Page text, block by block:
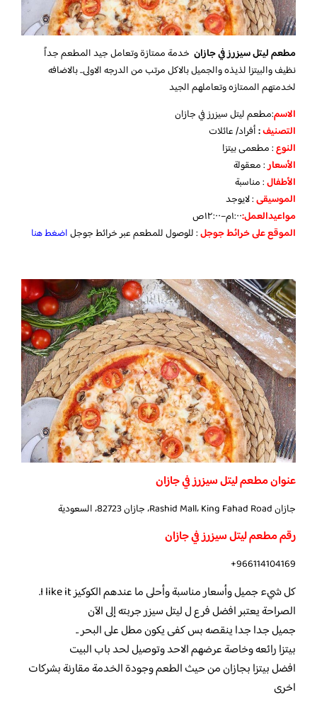
مطعم ليتل سيزرز في جازان خدمة ممتازة وتعامل جيد المطعم جداً
نظيف والبيتزا لذيذه والجميل بالاكل مرتب من الدرجه الاولى.. بالاضافه
لخدمتهم الممتازه وتعاملهم الجيد
الاسم:مطعم ليتل سيزرز في جازان
التصنيف:أفراد/ عائلات
النوع: مطعمى بيتزا
الأسعار: معقولة
الأطفال: مناسبة
الموسيقى: لايوجد
مواعيدالعمل:١:٠٠م–١٢:٠٠ص
الموقععلىخرائطجوجل: للوصول للمطعم عبر خرائط جوجلاضغط هنا
عنوان مطعم ليتل سيزرز في جازان
جازان Rashid Mall، King Fahad Road، جازان 82723، السعودية
رقم مطعم ليتل سيزرز في جازان
966114104169+
كل شيء جميل وأسعار مناسبة وأحلى ما عندهم الكوكيز I like it.
الصراحة يعتبر افضل فرع ل ليتل سيزر جربته إلى الآن
جميل جدا جدا ينقصه بس كفى يكون مطل على البحر ..
بيتزا رائعه وخاصة عرضهم الاحد وتوصيل لحد باب البيت
افضل بيتزا بجازان من حيث الطعم وجودة الخدمة مقارنة بشركات
اخرى